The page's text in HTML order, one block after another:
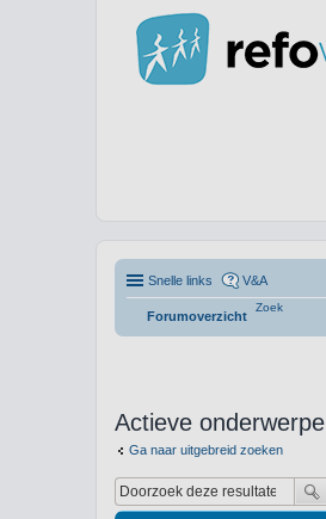
Snelle links V&A
Forumoverzicht
Zoek
Actieve
Ga naar uitgebreid zoeken